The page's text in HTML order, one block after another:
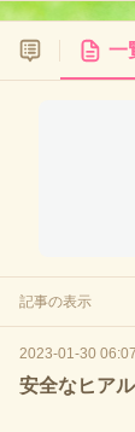
一
記事の表示
2023-01-30
安全なヒア